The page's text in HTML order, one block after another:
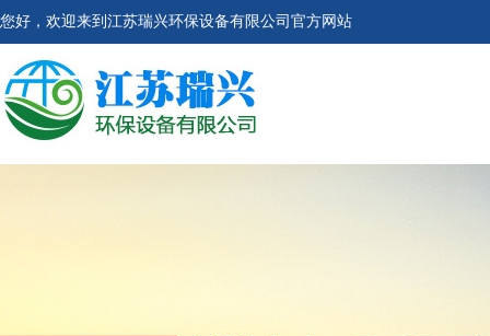
您好，欢迎来到江苏瑞兴环保设备有限公司官方网站